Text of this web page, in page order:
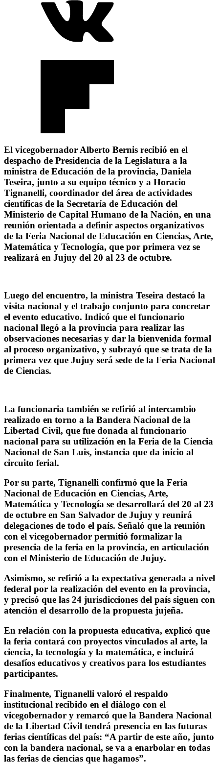
El vicegobernador Alberto Bernis recibió en el
despacho de Presidencia de la Legislatura a la
ministra de Educación de la provincia, Daniela
Teseira, junto a su equipo técnico y a Horacio
Tignanelli, coordinador del área de actividades
científicas de la Secretaría de Educación del
Ministerio de Capital Humano de la Nación, en una
reunión orientada a definir aspectos organizativos
de la Feria Nacional de Educación en Ciencias, Arte,
Matemática y Tecnología, que por primera vez se
realizará en Jujuy del 20 al 23 de octubre.
Luego del encuentro, la ministra Teseira destacó la
visita nacional y el trabajo conjunto para concretar
el evento educativo. Indicó que el funcionario
nacional llegó a la provincia para realizar las
observaciones necesarias y dar la bienvenida formal
al proceso organizativo, y subrayó que se trata de la
primera vez que Jujuy será sede de la Feria Nacional
de Ciencias.
La funcionaria también se refirió al intercambio
realizado en torno a la Bandera Nacional de la
Libertad Civil, que fue donada al funcionario
nacional para su utilización en la Feria de la Ciencia
Nacional de San Luis, instancia que da inicio al
circuito ferial.
Por su parte, Tignanelli confirmó que la Feria
Nacional de Educación en Ciencias, Arte,
Matemática y Tecnología se desarrollará del 20 al 23
de octubre en San Salvador de Jujuy y reunirá
delegaciones de todo el país. Señaló que la reunión
con el vicegobernador permitió formalizar la
presencia de la feria en la provincia, en articulación
con el Ministerio de Educación de Jujuy.
Asimismo, se refirió a la expectativa generada a nivel
federal por la realización del evento en la provincia,
y precisó que las 24 jurisdicciones del país siguen con
atención el desarrollo de la propuesta jujeña.
En relación con la propuesta educativa, explicó que
la feria contará con proyectos vinculados al arte, la
ciencia, la tecnología y la matemática, e incluirá
desafíos educativos y creativos para los estudiantes
participantes.
Finalmente, Tignanelli valoró el respaldo
institucional recibido en el diálogo con el
vicegobernador y remarcó que la Bandera Nacional
de la Libertad Civil tendrá presencia en las futuras
ferias científicas del país: “A partir de este año, junto
con la bandera nacional, se va a enarbolar en todas
las ferias de ciencias que hagamos”.